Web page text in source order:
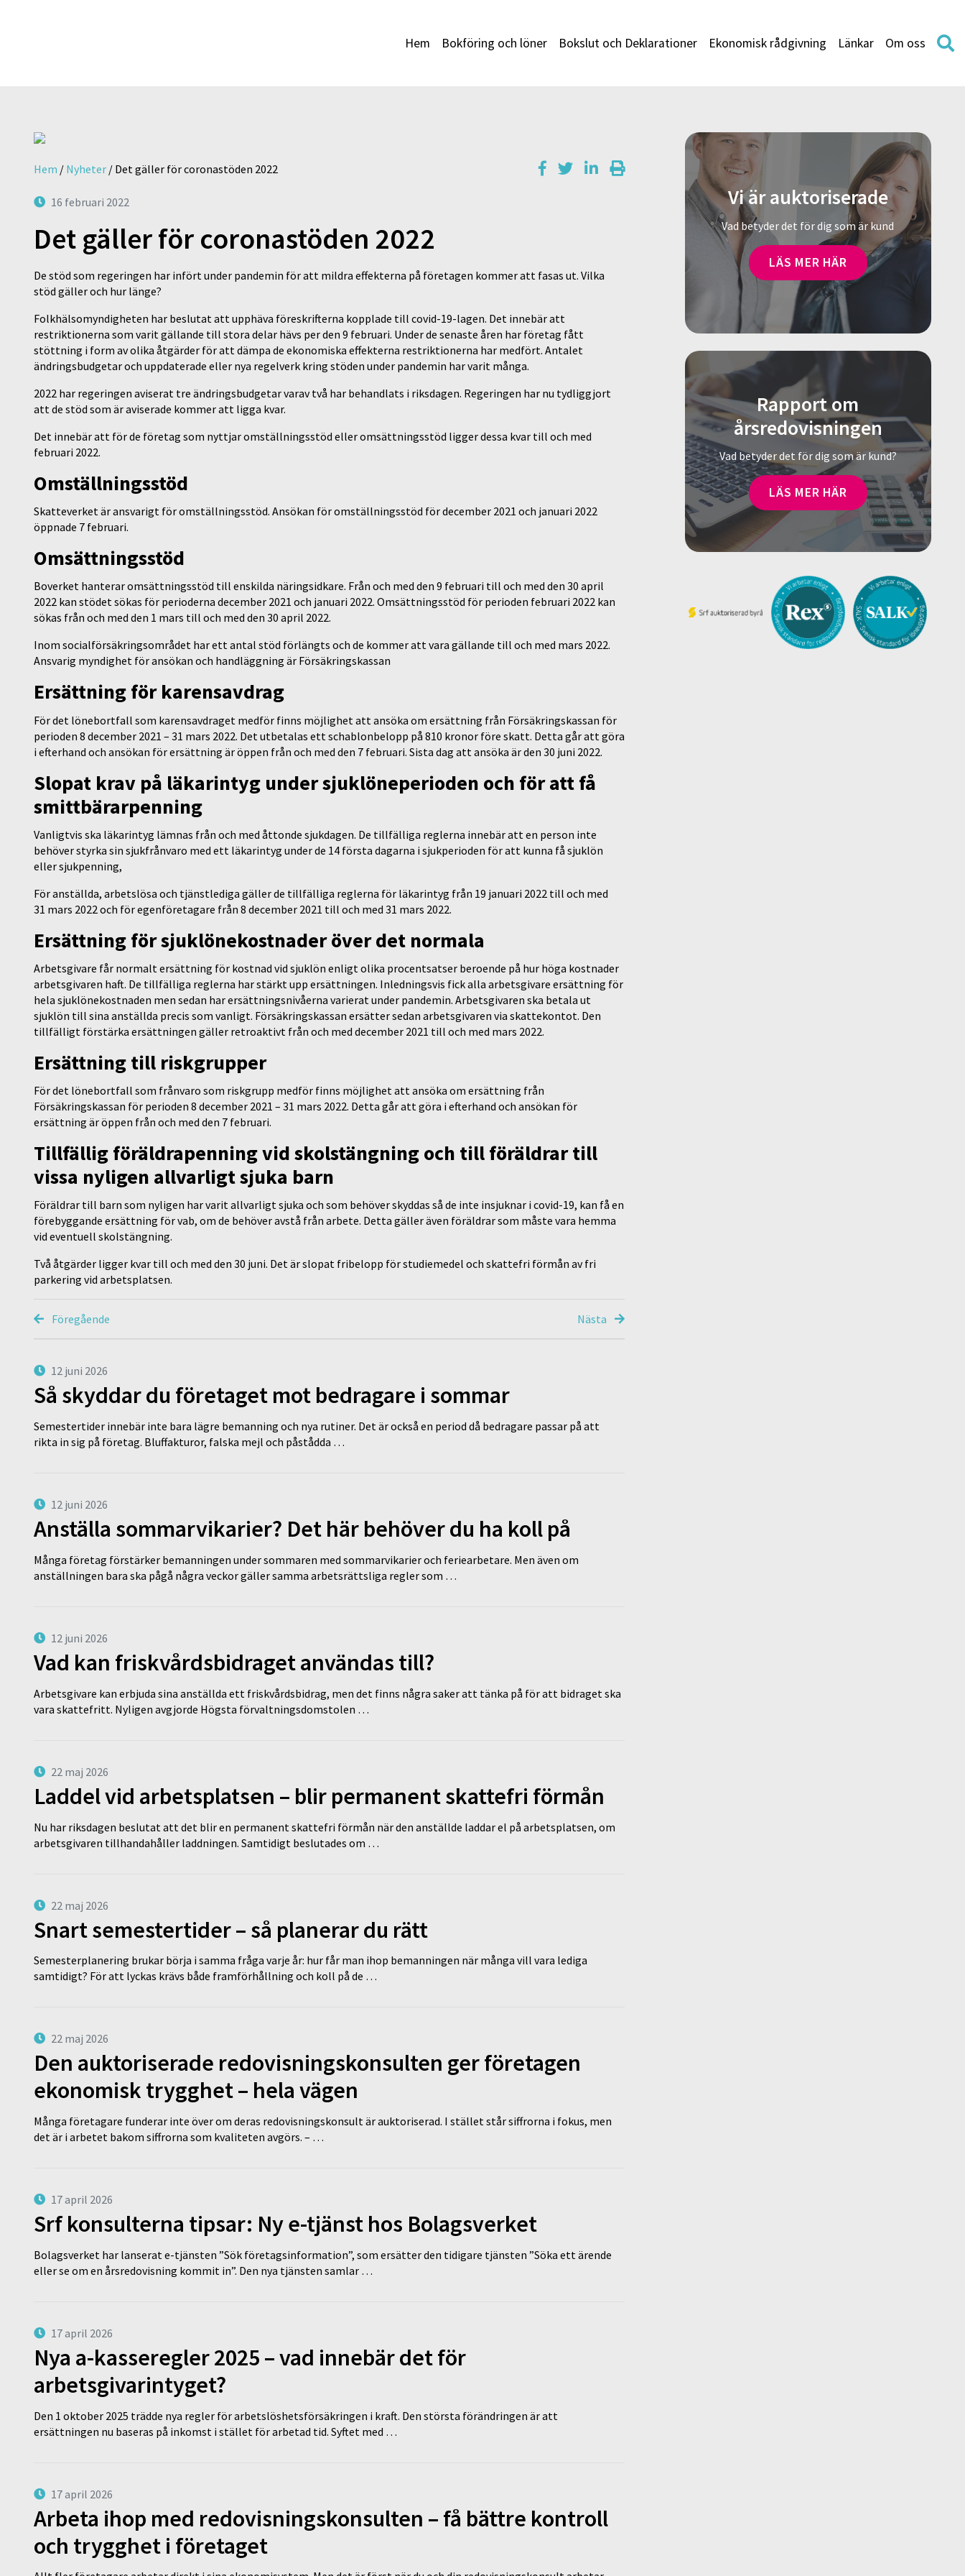
Hem Bokföring och löner Bokslut och Deklarationer Ekonomisk rådgivning Länkar Om oss
Hem / Nyheter / Det gäller för coronastöden 2022
16 februari 2022
Det gäller för coronastöden 2022
De stöd som regeringen har infört under pandemin för att mildra effekterna på företagen kommer att fasas ut. Vilka
stöd gäller och hur länge?
Folkhälsomyndigheten har beslutat att upphäva föreskrifterna kopplade till covid-19-lagen. Det innebär att
restriktionerna som varit gällande till stora delar hävs per den 9 februari. Under de senaste åren har företag fått
stöttning i form av olika åtgärder för att dämpa de ekonomiska effekterna restriktionerna har medfört. Antalet
ändringsbudgetar och uppdaterade eller nya regelverk kring stöden under pandemin har varit många.
2022 har regeringen aviserat tre ändringsbudgetar varav två har behandlats i riksdagen. Regeringen har nu tydliggjort
att de stöd som är aviserade kommer att ligga kvar.
Det innebär att för de företag som nyttjar omställningsstöd eller omsättningsstöd ligger dessa kvar till och med
februari 2022.
Omställningsstöd
Skatteverket är ansvarigt för omställningsstöd. Ansökan för omställningsstöd för december 2021 och januari 2022
öppnade 7 februari.
Omsättningsstöd
Boverket hanterar omsättningsstöd till enskilda näringsidkare. Från och med den 9 februari till och med den 30 april
2022 kan stödet sökas för perioderna december 2021 och januari 2022. Omsättningsstöd för perioden februari 2022 kan
sökas från och med den 1 mars till och med den 30 april 2022.
Inom socialförsäkringsområdet har ett antal stöd förlängts och de kommer att vara gällande till och med mars 2022.
Ansvarig myndighet för ansökan och handläggning är Försäkringskassan
Ersättning för karensavdrag
För det lönebortfall som karensavdraget medför finns möjlighet att ansöka om ersättning från Försäkringskassan för
perioden 8 december 2021 – 31 mars 2022. Det utbetalas ett schablonbelopp på 810 kronor före skatt. Detta går att göra
i efterhand och ansökan för ersättning är öppen från och med den 7 februari. Sista dag att ansöka är den 30 juni 2022.
Slopat krav på läkarintyg under sjuklöneperioden och för att få
smittbärarpenning
Vanligtvis ska läkarintyg lämnas från och med åttonde sjukdagen. De tillfälliga reglerna innebär att en person inte
behöver styrka sin sjukfrånvaro med ett läkarintyg under de 14 första dagarna i sjukperioden för att kunna få sjuklön
eller sjukpenning,
För anställda, arbetslösa och tjänstlediga gäller de tillfälliga reglerna för läkarintyg från 19 januari 2022 till och med
31 mars 2022 och för egenföretagare från 8 december 2021 till och med 31 mars 2022.
Ersättning för sjuklönekostnader över det normala
Arbetsgivare får normalt ersättning för kostnad vid sjuklön enligt olika procentsatser beroende på hur höga kostnader
arbetsgivaren haft. De tillfälliga reglerna har stärkt upp ersättningen. Inledningsvis fick alla arbetsgivare ersättning för
hela sjuklönekostnaden men sedan har ersättningsnivåerna varierat under pandemin. Arbetsgivaren ska betala ut
sjuklön till sina anställda precis som vanligt. Försäkringskassan ersätter sedan arbetsgivaren via skattekontot. Den
tillfälligt förstärka ersättningen gäller retroaktivt från och med december 2021 till och med mars 2022.
Ersättning till riskgrupper
För det lönebortfall som frånvaro som riskgrupp medför finns möjlighet att ansöka om ersättning från
Försäkringskassan för perioden 8 december 2021 – 31 mars 2022. Detta går att göra i efterhand och ansökan för
ersättning är öppen från och med den 7 februari.
Tillfällig föräldrapenning vid skolstängning och till föräldrar till
vissa nyligen allvarligt sjuka barn
Föräldrar till barn som nyligen har varit allvarligt sjuka och som behöver skyddas så de inte insjuknar i covid-19, kan få en
förebyggande ersättning för vab, om de behöver avstå från arbete. Detta gäller även föräldrar som måste vara hemma
vid eventuell skolstängning.
Två åtgärder ligger kvar till och med den 30 juni. Det är slopat fribelopp för studiemedel och skattefri förmån av fri
parkering vid arbetsplatsen.
Föregående Nästa
12 juni 2026
Så skyddar du företaget mot bedragare i sommar
Semestertider innebär inte bara lägre bemanning och nya rutiner. Det är också en period då bedragare passar på att
rikta in sig på företag. Bluffakturor, falska mejl och påstådda …
12 juni 2026
Anställa sommarvikarier? Det här behöver du ha koll på
Många företag förstärker bemanningen under sommaren med sommarvikarier och feriearbetare. Men även om
anställningen bara ska pågå några veckor gäller samma arbetsrättsliga regler som …
12 juni 2026
Vad kan friskvårdsbidraget användas till?
Arbetsgivare kan erbjuda sina anställda ett friskvårdsbidrag, men det finns några saker att tänka på för att bidraget ska
vara skattefritt. Nyligen avgjorde Högsta förvaltningsdomstolen …
22 maj 2026
Laddel vid arbetsplatsen – blir permanent skattefri förmån
Nu har riksdagen beslutat att det blir en permanent skattefri förmån när den anställde laddar el på arbetsplatsen, om
arbetsgivaren tillhandahåller laddningen. Samtidigt beslutades om …
22 maj 2026
Snart semestertider – så planerar du rätt
Semesterplanering brukar börja i samma fråga varje år: hur får man ihop bemanningen när många vill vara lediga
samtidigt? För att lyckas krävs både framförhållning och koll på de …
22 maj 2026
Den auktoriserade redovisningskonsulten ger företagen
ekonomisk trygghet – hela vägen
Många företagare funderar inte över om deras redovisningskonsult är auktoriserad. I stället står siffrorna i fokus, men
det är i arbetet bakom siffrorna som kvaliteten avgörs. – …
17 april 2026
Srf konsulterna tipsar: Ny e-tjänst hos Bolagsverket
Bolagsverket har lanserat e-tjänsten ”Sök företagsinformation”, som ersätter den tidigare tjänsten ”Söka ett ärende
eller se om en årsredovisning kommit in”. Den nya tjänsten samlar …
17 april 2026
Nya a-kasseregler 2025 – vad innebär det för
arbetsgivarintyget?
Den 1 oktober 2025 trädde nya regler för arbetslöshetsförsäkringen i kraft. Den största förändringen är att
ersättningen nu baseras på inkomst i stället för arbetad tid. Syftet med …
17 april 2026
Arbeta ihop med redovisningskonsulten – få bättre kontroll
och trygghet i företaget
Vi är auktoriserade
Vad betyder det för dig som är kund
LÄS MER HÄR
Rapport om
årsredovisningen
Vad betyder det för dig som är kund?
LÄS MER HÄR